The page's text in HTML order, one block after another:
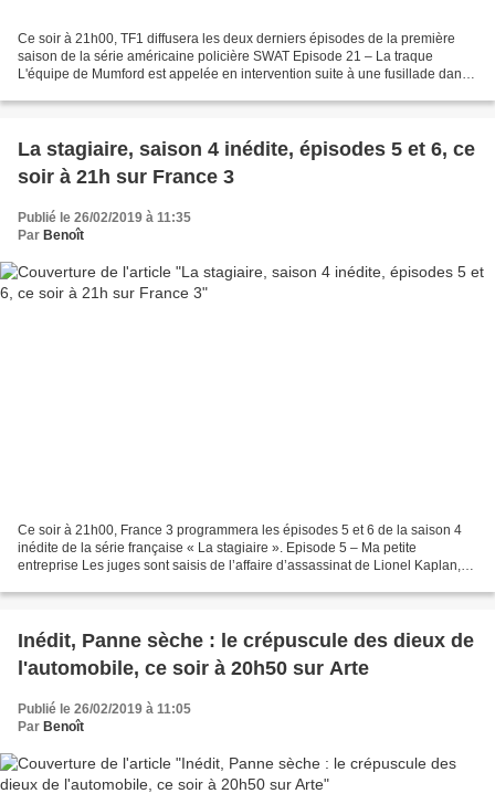
Ce soir à 21h00, TF1 diffusera les deux derniers épisodes de la première
saison de la série américaine policière SWAT Episode 21 – La traque
L'équipe de Mumford est appelée en intervention suite à une fusillade dans
La stagiaire, saison 4 inédite, épisodes 5 et 6, ce
soir à 21h sur France 3
Publié le 26/02/2019 à 11:35
Par Benoît
Ce soir à 21h00, France 3 programmera les épisodes 5 et 6 de la saison 4
inédite de la série française « La stagiaire ». Episode 5 – Ma petite
entreprise Les juges sont saisis de l’affaire d’assassinat de Lionel Kaplan,
Inédit, Panne sèche : le crépuscule des dieux de
l'automobile, ce soir à 20h50 sur Arte
Publié le 26/02/2019 à 11:05
Par Benoît